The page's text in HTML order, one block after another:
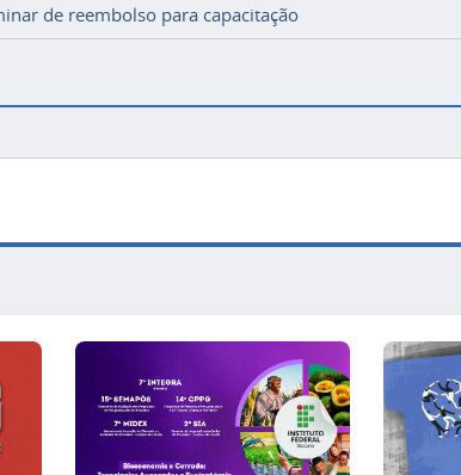
de reembolso para capacitação